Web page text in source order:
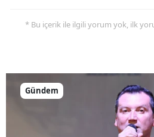
* Bu içerik ile ilgili yorum yok, ilk
Gündem